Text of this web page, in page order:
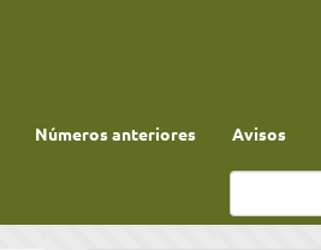
Números anteriores Avisos